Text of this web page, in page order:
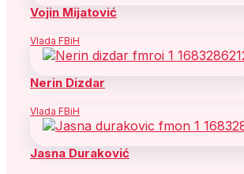
Vojin Mijatović
Vlada FBiH
Nerin Dizdar
Vlada FBiH
Jasna Duraković